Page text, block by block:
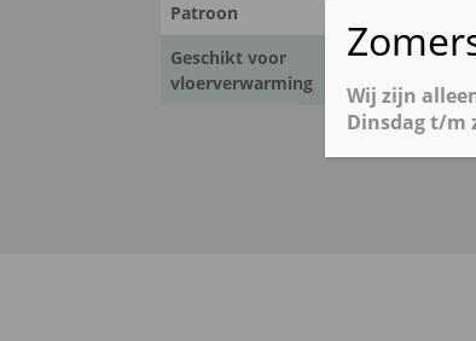
Patroon
Geschikt voor
vloerverwarming
Wij zijn
Dinsdag t/m